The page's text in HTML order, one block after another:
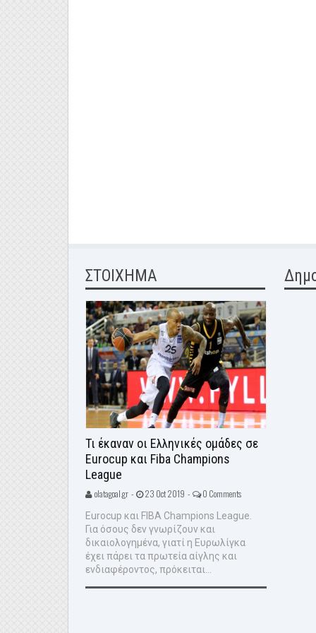
ΣΤΟΙΧΗΜΑ
Τι έκαναν οι Ελληνικές ομάδες σε
Eurocup και Fiba Champions
League
olatagoal.gr - 23 Oct 2019 - 0 Comments
Eurocup και FIBA Champions League.
Για όσους δεν γνωρίζουν και
δικαιολογημένα, γιατί η Ευρωλίγκα
έχει πάρει τα πρωτεία αίγλης και
ενδιαφέροντος, πρόκειται...